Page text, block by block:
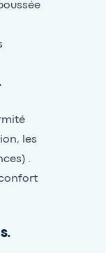
les
.